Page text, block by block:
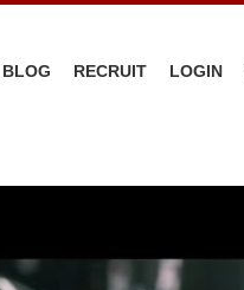
BLOG RECRUIT LOGIN